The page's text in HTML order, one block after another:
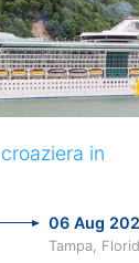
in
06 Aug
Tampa,